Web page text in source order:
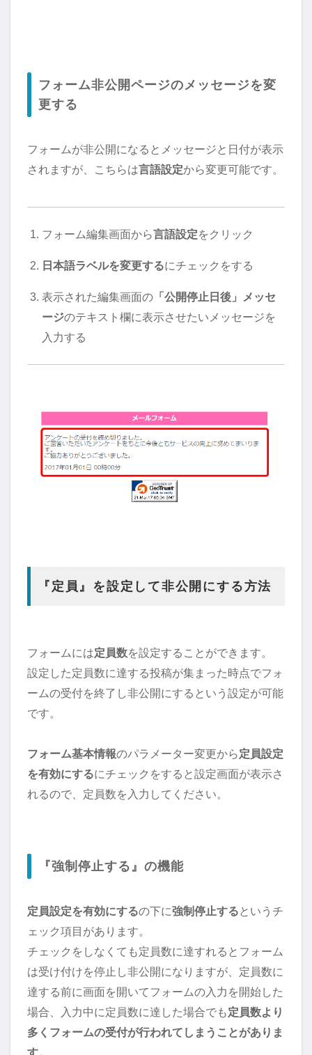
フォーム非公開ページのメッセージを変
更する
フォームが非公開になるとメッセージと日付が表示
されますが、こちらは言語設定から変更可能です。
フォーム編集画面から言語設定をクリック
日本語ラベルを変更するにチェックをする
表示された編集画面の「公開停止日後」メッセ
ージのテキスト欄に表示させたいメッセージを
入力する
『定員』を設定して非公開にする方法
フォームには定員数を設定することができます。
設定した定員数に達する投稿が集まった時点でフォ
ームの受付を終了し非公開にするという設定が可能
です。
フォーム基本情報のパラメーター変更から定員設定
を有効にするにチェックをすると設定画面が表示さ
れるので、定員数を入力してください。
『強制停止する』の機能
定員設定を有効にするの下に強制停止する というチ
ェック項目があります。
チェックをしなくても定員数に達すれるとフォーム
は受け付けを停止し非公開になりますが、定員数に
達する前に画面を開いてフォームの入力を開始した
場合、入力中に定員数に達した場合でも定員数より
多くフォームの受付が行われてしまうことがありま
す。